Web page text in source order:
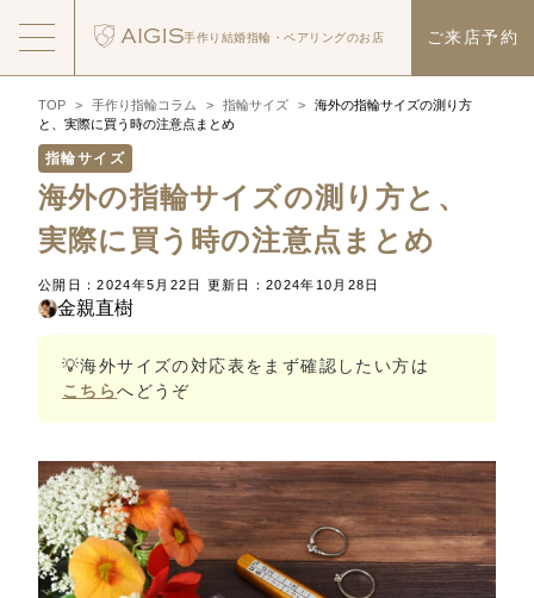
手作り結婚指輪・ ペアリングのお店 ご来店予約
TOP > 手作り指輪コラム > 指輪サイズ >
海外の指輪サイズの測り方
と、実際に買う時の注意点まとめ
指輪サイズ
海外の指輪サイズの測り方と、
実際に買う時の注意点まとめ
公開日：2024年5月22日 更新日：2024年10月28日
金親直樹
💡海外サイズの対応表をまず確認したい方は
こちらへどうぞ